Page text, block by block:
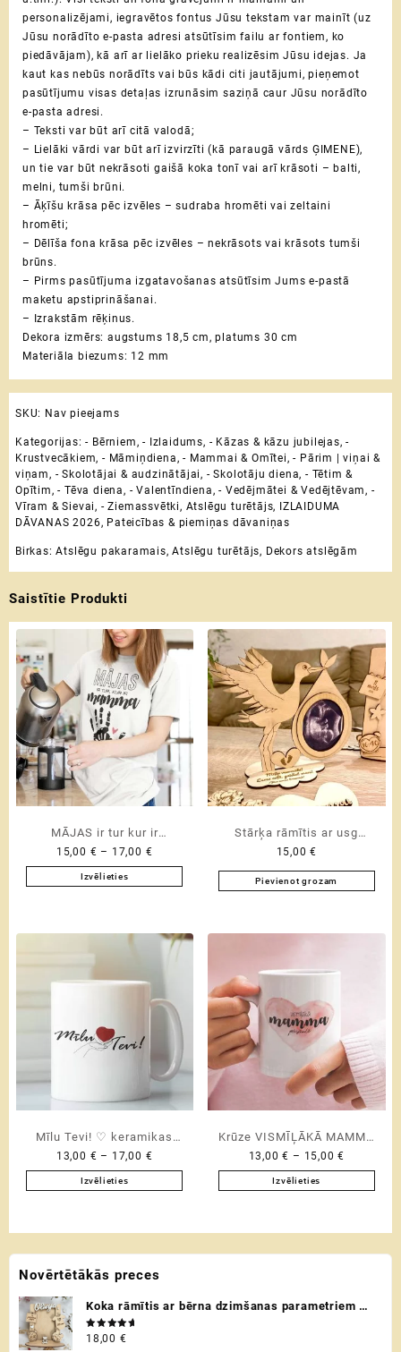
personalizējami, iegravētos fontus Jūsu tekstam var mainīt (uz
Jūsu norādīto e-pasta adresi atsūtīsim failu ar fontiem, ko
piedāvājam), kā arī ar lielāko prieku realizēsim Jūsu idejas. Ja
kaut kas nebūs norādīts vai būs kādi citi jautājumi, pieņemot
pasūtījumu visas detaļas izrunāsim saziņā caur Jūsu norādīto
e-pasta adresi.
– Teksti var būt arī citā valodā;
– Lielāki vārdi var būt arī izvirzīti (kā paraugā vārds ĢIMENE),
un tie var būt nekrāsoti gaišā koka tonī vai arī krāsoti – balti,
melni, tumši brūni.
– Āķīšu krāsa pēc izvēles – sudraba hromēti vai zeltaini
hromēti;
– Dēlīša fona krāsa pēc izvēles – nekrāsots vai krāsots tumši
brūns.
– Pirms pasūtījuma izgatavošanas atsūtīsim Jums e-pastā
maketu apstiprināšanai.
– Izrakstām rēķinus.
Dekora izmērs: augstums 18,5 cm, platums 30 cm
Materiāla biezums: 12 mm
SKU: Nav pieejams
Kategorijas:- Bērniem,- Izlaidums, - Kāzas & kāzu jubilejas,-
Krustvecākiem,- Māmiņdiena,- Mammai & Omītei,- Pārim | viņai &
viņam, - Skolotājai & audzinātājai, - Skolotāju diena,- Tētim &
Opītim,- Tēva diena, - Valentīndiena,- Vedējmātei & Vedējtēvam, -
Vīram & Sievai, - Ziemassvētki, Atslēgu turētājs,
IZLAIDUMA
DĀVANAS 2026, Pateicības & piemiņas dāvaniņas
Birkas:Atslēgu pakaramais,Atslēgu turētājs, Dekors atslēgām
Saistītie Produkti
MĀJAS ir tur kur ir
MAMMA ♥ T-krekls
15,00 € – 17,00 €
range:
15,00 €
Izvēlieties
has
The
may
be
the
page
Stārķa rāmītis ar usg
bildīti “Baby on the way” ♥
veids kā paziņot par
15,00€
Pievienot grozam
Mīlu Tevi! ♡ keramikas
krūze
13,00 € – 17,00 €
range:
13,00 €
17,00 €
Izvēlieties
has
multiple
variants.
options
may
Krūze VISMĪĻĀKĀ MAMMA
PASAULĒ ♡
13,00€ – 15,00€
range:
13,00 €
15,00 €
Izvēlieties
has
multiple
options
Novērtētākās preces
Koka rāmītis ar bērna dzimšanas parametriem /
metriku - personalizēta dāvana raudzībās un
citos svētkos ♡
Novērtēts
ar 5.00
18,00 €